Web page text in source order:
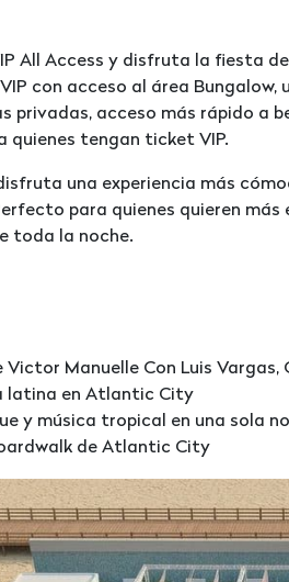
All Access y disfruta la fiesta
con acceso al área Bungalow,
privadas, acceso más rápido a
quienes tengan ticket VIP.
una experiencia más
para quienes quieren más
toda la noche.
Manuelle Con Luis Vargas,
latina en Atlantic City
y música tropical en una sola
de Atlantic City